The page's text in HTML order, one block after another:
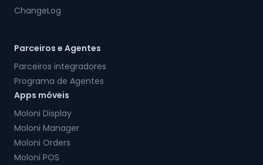
ChangeLog
Parceiros e Agentes
Parceiros integradores
Programa de Agentes
Apps móveis
Moloni Display
Moloni Manager
Moloni Orders
Moloni POS